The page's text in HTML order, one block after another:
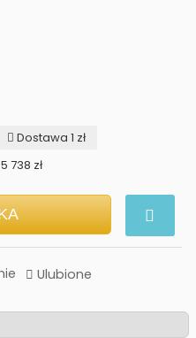
Dostawa 1 zł
738 zł
Ulubione